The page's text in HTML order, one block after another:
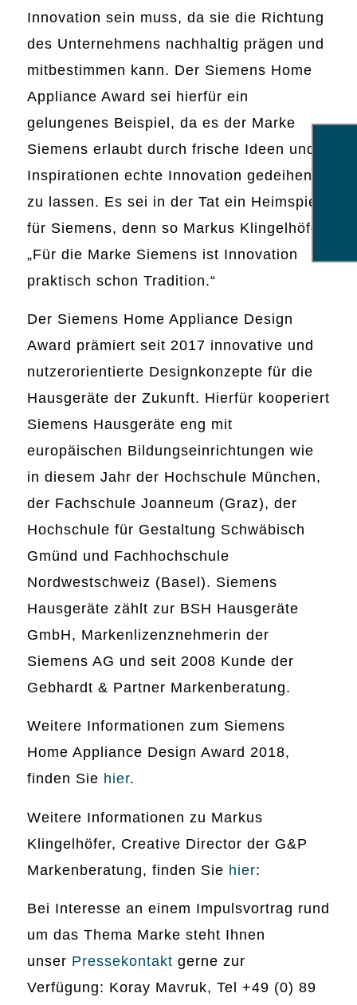
Innovation sein muss, da sie die Richtung
des Unternehmens nachhaltig prägen und
mitbestimmen kann. Der Siemens Home
Appliance Award sei hierfür ein
gelungenes Beispiel, da es der Marke
Siemens erlaubt durch frische Ideen und
Inspirationen echte Innovation gedeihen
zu lassen. Es sei in der Tat ein Heimspiel
für Siemens, denn so Markus Klingelhöfer:
„Für die Marke Siemens ist Innovation
praktisch schon Tradition.“
Der Siemens Home Appliance Design
Award prämiert seit 2017 innovative und
nutzerorientierte Designkonzepte für die
Hausgeräte der Zukunft. Hierfür kooperiert
Siemens Hausgeräte eng mit
europäischen Bildungseinrichtungen wie
in diesem Jahr der Hochschule München,
der Fachschule Joanneum (Graz), der
Hochschule für Gestaltung Schwäbisch
Gmünd und Fachhochschule
Nordwestschweiz (Basel). Siemens
Hausgeräte zählt zur BSH Hausgeräte
GmbH, Markenlizenznehmerin der
Siemens AG und seit 2008 Kunde der
Gebhardt & Partner Markenberatung.
Weitere Informationen zum Siemens
Home Appliance Design Award 2018,
finden Sie hier.
Weitere Informationen zu Markus
Klingelhöfer, Creative Director der G&P
Markenberatung, finden Sie hier:
Bei Interesse an einem Impulsvortrag rund
um das Thema Marke steht Ihnen
unser Pressekontakt gerne zur
Verfügung: Koray Mavruk, Tel +49 (0) 89